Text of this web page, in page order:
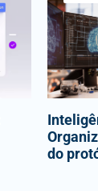
do